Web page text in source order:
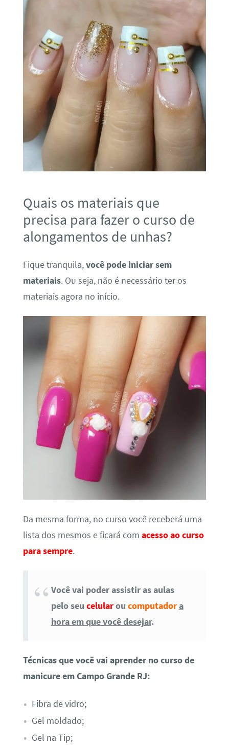
Quais os materiais que
precisa para fazer o curso de
alongamentos de unhas?
Fique tranquila,você pode iniciar sem
materiais. Ou seja, não é necessário ter os
materiais agora no início.
Da mesma forma, no curso você receberá uma
lista dos mesmos e ficará com acesso ao curso
para sempre.
Você vai poder assistir as aulas
pelo seu celularou computador a
hora em que você desejar.
Técnicas que você vai aprender no curso de
manicure em Campo Grande RJ:
Fibra de vidro;
Gel moldado;
Gel na Tip;